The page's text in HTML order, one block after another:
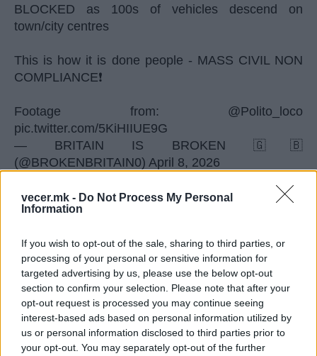
vecer.mk - Do Not Process My Personal
Information
If you wish to opt-out of the sale, sharing to third parties, or
processing of your personal or sensitive information for
targeted advertising by us, please use the below opt-out
section to confirm your selection. Please note that after your
opt-out request is processed you may continue seeing
interest-based ads based on personal information utilized by
us or personal information disclosed to third parties prior to
your opt-out. You may separately opt-out of the further
BLOCKED as 100s of vehicles descend on
town/city centres
This is how it is done people - MASS CIVIL NON
COMPLIANCE❗️
Footage from: @Polito_loco
pic.twitter.com/5KiHIIUE9G
— BRITAIN IS BROKEN 🇬🇧
(@BROKENBRITAIN0) April 8, 2026
ИЗБЕГНАТА ЕНЕРГЕТСКА КРИЗА -
Унгарија за влакно ја спаси
нуклеарката Пакс
КАСПИСКОТО МОРЕ – Следната
експлозивна точка на светската
криза